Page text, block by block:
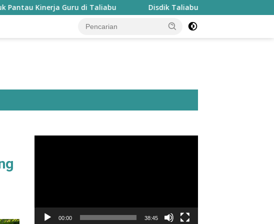
Kinerja Guru di Taliabu Disdik Taliabu Gagas Hari Belajar Guru,
00:00 38:45